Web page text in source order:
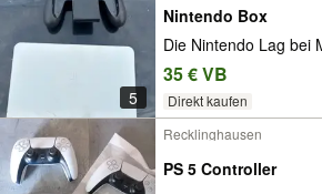
5
Nintendo Box
Die Nintendo Lag bei
35 € VB
Direkt kaufen
Recklinghausen
PS 5 Controller